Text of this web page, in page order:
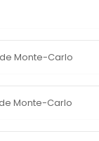
Monte-Carlo
Monte-Carlo